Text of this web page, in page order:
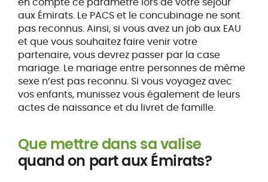
aux Émirats. Le PACS et le concubinage ne sont
pas reconnus. Ainsi, si vous avez un job aux EAU
et que vous souhaitez faire venir votre
partenaire, vous devrez passer par la case
mariage. Le mariage entre personnes de même
sexe n’est pas reconnu. Si vous voyagez avec
vos enfants, munissez vous également de leurs
actes de naissance et du livret de famille.
Que mettre dans sa valise
quand on part aux Émirats?